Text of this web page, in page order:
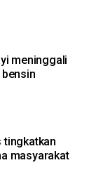
meninggali
tingkatkan
masyarakat